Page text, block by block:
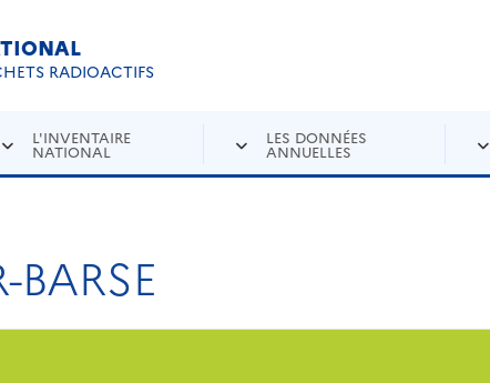
RADIOACTIFS
L'INVENTAIRE
NATIONAL
LES DONNÉES
ANNUELLES